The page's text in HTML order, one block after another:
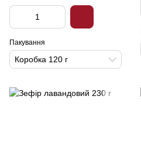
Пакування
Коробка 120 г